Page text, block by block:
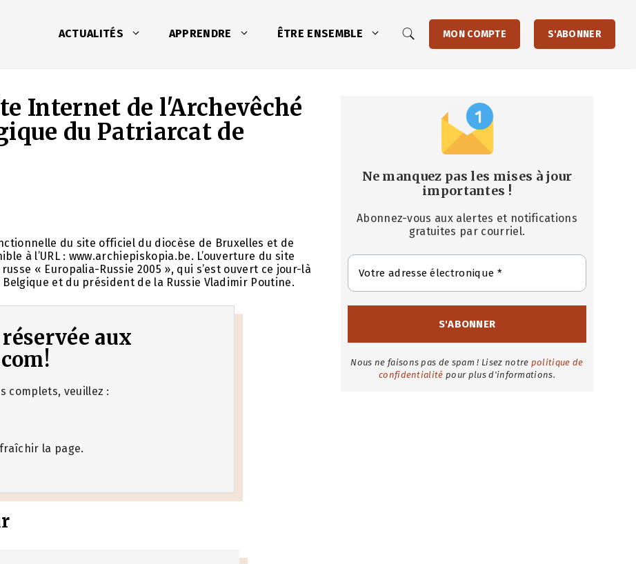
ACTUALITÉS APPRENDRE ÊTRE ENSEMBLE MON COMPTE S'ABONNER
Internet de l'Archevêché
du Patriarcat de
du site officiel du diocèse de Bruxelles et de
à l’URL : www.archiepiskopia.be. L’ouverture du site
« Europalia-Russie 2005 », qui s’est ouvert ce jour-là
et du président de la Russie Vladimir Poutine.
aux
complets, veuillez :
la page.
Ne manquez pas les mises à jour
importantes !
Abonnez-vous aux alertes et notifications
gratuites par courriel.
Nous ne faisons pas de spam ! Lisez notre politique de
confidentialité pour plus d'informations.